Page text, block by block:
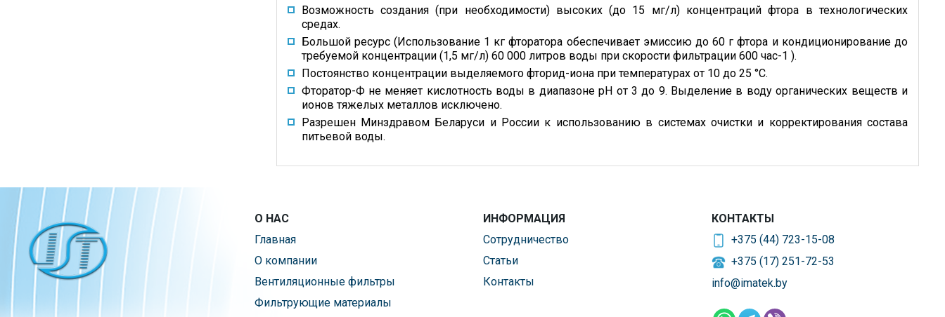
Возможность создания (при необходимости) высоких (до 15 мг/л) концентраций фтора в технологических
средах.
Большой ресурс (Использование 1 кг фторатора обеспечивает эмиссию до 60 г фтора и кондиционирование до
требуемой концентрации (1,5 мг/л) 60 000 литров воды при скорости фильтрации 600 час-1 ).
Постоянство концентрации выделяемого фторид-иона при температурах от 10 до 25 °С.
Фторатор-Ф не меняет кислотность воды в диапазоне рН от 3 до 9. Выделение в воду органических веществ и
ионов тяжелых металлов исключено.
Разрешен Минздравом Беларуси и России к использованию в системах очистки и корректирования состава
питьевой воды.
О НАС
Главная
О компании
Вентиляционные фильтры
Фильтрующие материалы
ИНФОРМАЦИЯ
Сотрудничество
Статьи
Контакты
КОНТАКТЫ
+375 (44) 723-15-08
+375 (17) 251-72-53
info@imatek.by